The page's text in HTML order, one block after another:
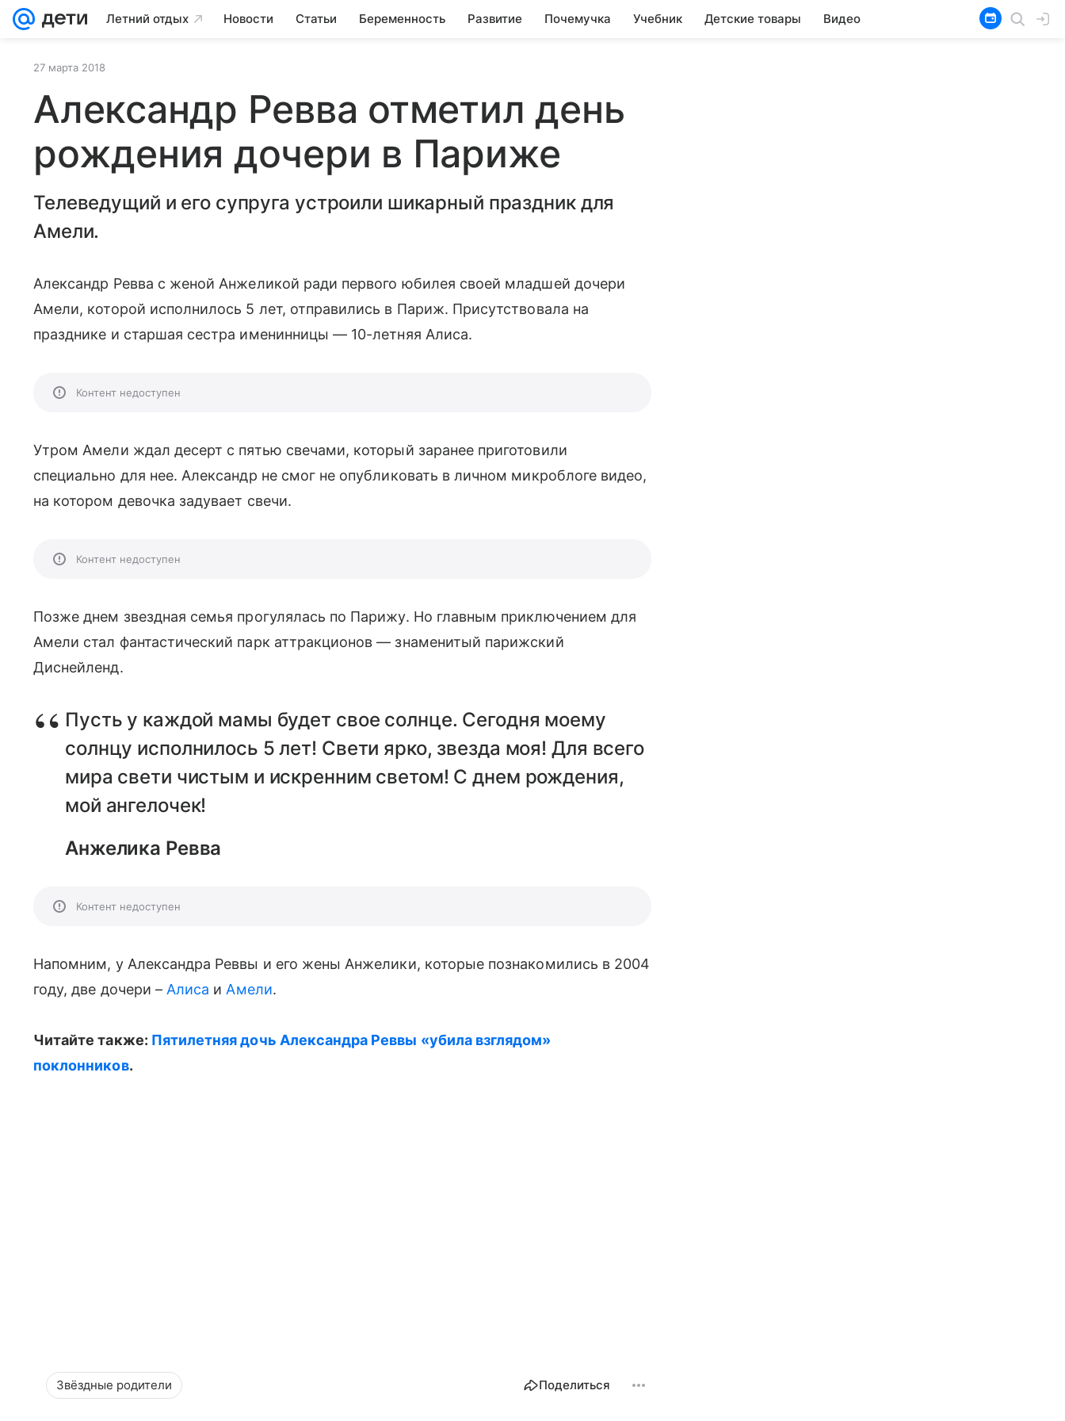
Летний отдых Новости Статьи Беременность Развитие Почемучка Учебник Детские товары Видео
27 марта 2018
Александр Ревва отметил день
рождения дочери в Париже
Телеведущий и его супруга устроили шикарный праздник для
Амели.
Александр Ревва с женой Анжеликой ради первого юбилея своей младшей дочери
Амели, которой исполнилось 5 лет, отправились в Париж. Присутствовала на
празднике и старшая сестра именинницы — 10-летняя Алиса.
Контент недоступен
Утром Амели ждал десерт с пятью свечами, который заранее приготовили
специально для нее. Александр не смог не опубликовать в личном микроблоге видео,
на котором девочка задувает свечи.
Контент недоступен
Позже днем звездная семья прогулялась по Парижу. Но главным приключением для
Амели стал фантастический парк аттракционов — знаменитый парижский
Диснейленд.
Пусть у каждой мамы будет свое солнце. Сегодня моему
солнцу исполнилось 5 лет! Свети ярко, звезда моя! Для всего
мира свети чистым и искренним светом! С днем рождения,
мой ангелочек!
Анжелика Ревва
Контент недоступен
Напомним, у Александра Реввы и его жены Анжелики, которые познакомились в 2004
году, две дочери – Алиса и Амели.
Читайте также: Пятилетняя дочь Александра Реввы «убила взглядом»
поклонников.
Звёздные родители Поделиться